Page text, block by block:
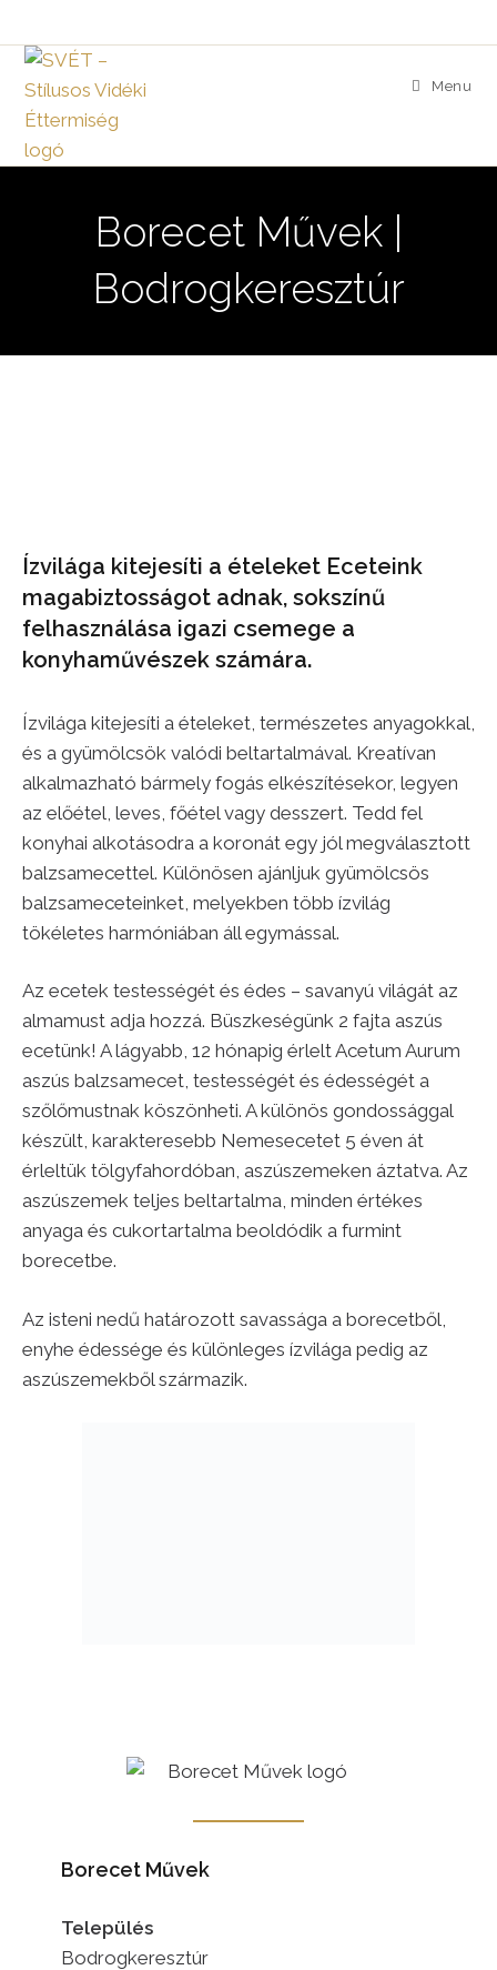
content
Menu
Borecet Művek |
Bodrogkeresztúr
Ízvilága kitejesíti a ételeket Eceteink
magabiztosságot adnak, sokszínű
felhasználása igazi csemege a
konyhaművészek számára.
Ízvilága kitejesíti a ételeket, természetes anyagokkal,
és a gyümölcsök valódi beltartalmával. Kreatívan
alkalmazható bármely fogás elkészítésekor, legyen
az előétel, leves, főétel vagy desszert. Tedd fel
konyhai alkotásodra a koronát egy jól megválasztott
balzsamecettel. Különösen ajánljuk gyümölcsös
balzsameceteinket, melyekben több ízvilág
tökéletes harmóniában áll egymással.
Az ecetek testességét és édes – savanyú világát az
almamust adja hozzá. Büszkeségünk 2 fajta aszús
ecetünk! A lágyabb, 12 hónapig érlelt Acetum Aurum
aszús balzsamecet, testességét és édességét a
szőlőmustnak köszönheti. A különös gondossággal
készült, karakteresebb Nemesecetet 5 éven át
érleltük tölgyfahordóban, aszúszemeken áztatva. Az
aszúszemek teljes beltartalma, minden értékes
anyaga és cukortartalma beoldódik a furmint
borecetbe.
Az isteni nedű határozott savassága a borecetből,
enyhe édessége és különleges ízvilága pedig az
aszúszemekből származik.
Borecet Művek
Település
Bodrogkeresztúr